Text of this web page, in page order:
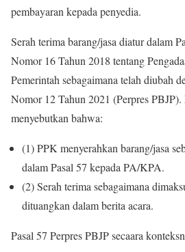
pembayaran kepada penyedia.
Serah terima barang/jasa diatur dalam
Nomor 16 Tahun 2018 tentang
Pemerintah sebagaimana telah diubah
Nomor 12 Tahun 2021 (Perpres PBJP).
menyebutkan bahwa:
(1) PPK menyerahkan barang/jasa
dalam Pasal 57 kepada PA/KPA.
(2) Serah terima sebagaimana
dituangkan dalam berita acara.
Pasal 57 Perpres PBJP secaara